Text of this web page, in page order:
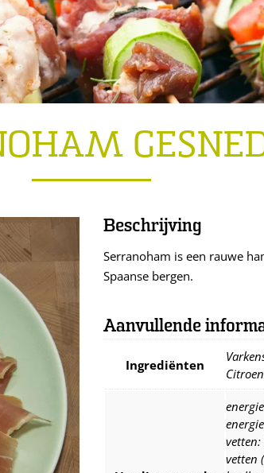
Beschrijving
Serranoham is een rauwe
Spaanse bergen.
Aanvullende
Ingrediënten
vetten:
vetten